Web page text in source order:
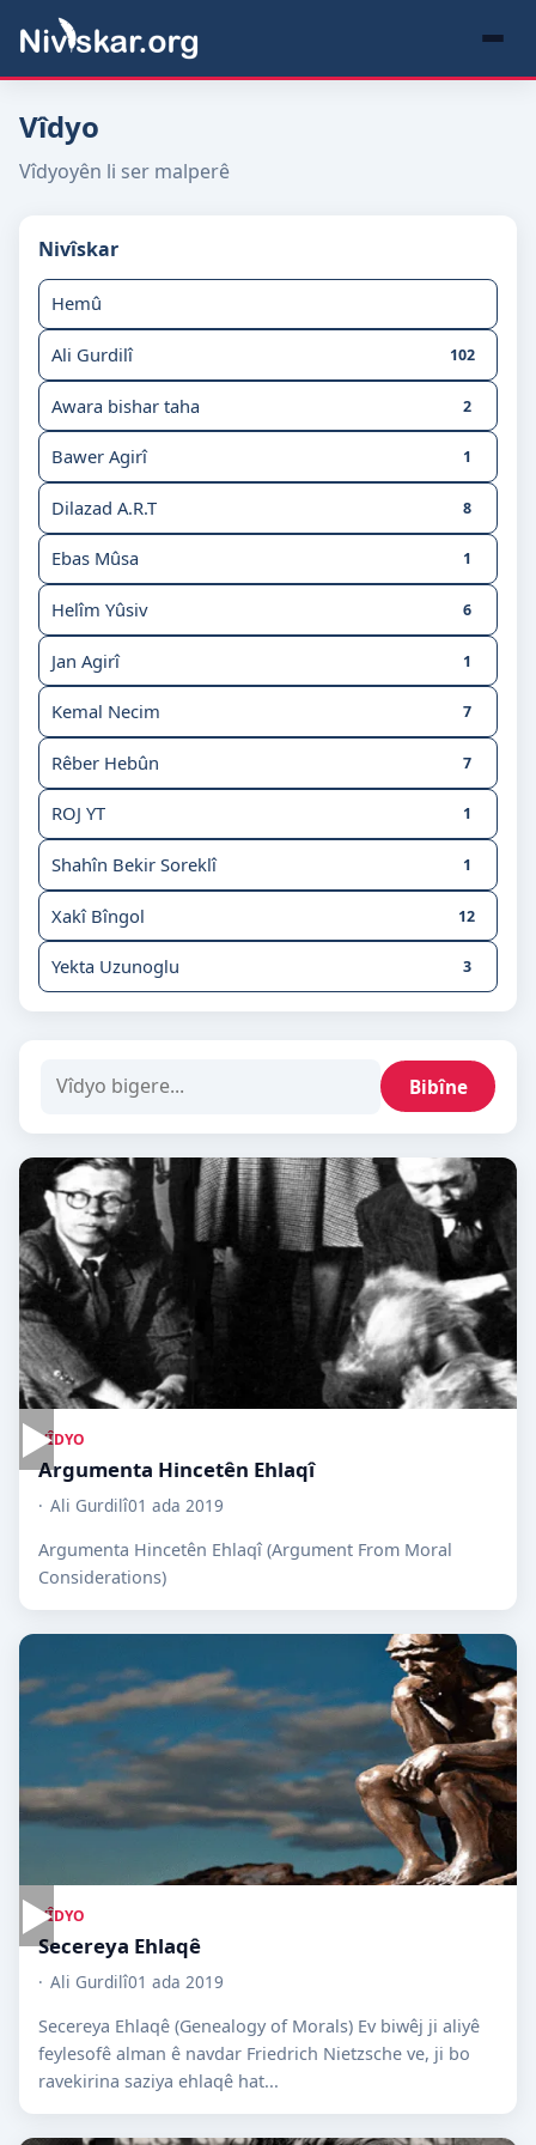
Vîdyo
Vîdyoyên li ser malperê
Nivîskar
Hemû
Ali Gurdilî 102
Awara bishar taha 2
Bawer Agirî 1
Dilazad A.R.T 8
Ebas Mûsa 1
Helîm Yûsiv 6
Jan Agirî 1
Kemal Necim 7
Rêber Hebûn 7
ROJ YT 1
Shahîn Bekir Soreklî 1
Xakî Bîngol 12
Yekta Uzunoglu 3
Bibîne
▶VÎDYO
Argumenta Hincetên Ehlaqî
Ali Gurdilî01 ada 2019
Argumenta Hincetên Ehlaqî (Argument From Moral
Considerations)
▶VÎDYO
Secereya Ehlaqê
Ali Gurdilî01 ada 2019
Secereya Ehlaqê (Genealogy of Morals) Ev biwêj ji aliyê
feylesofê alman ê navdar Friedrich Nietzsche ve, ji bo
ravekirina saziya ehlaqê hat...